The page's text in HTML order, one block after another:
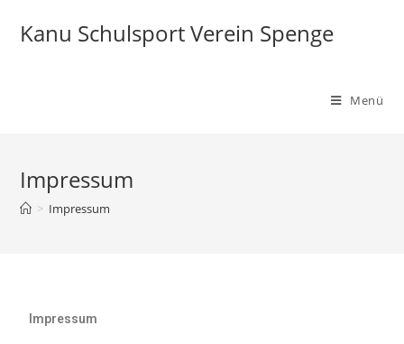
Kanu Schulsport Verein Spenge
Menü
Impressum
> Impressum
Impressum